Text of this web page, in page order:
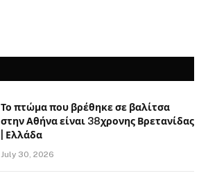
Το πτώμα που βρέθηκε σε βαλίτσα
στην Αθήνα είναι 38χρονης Βρετανίδας
| Ελλάδα
July 30, 2026